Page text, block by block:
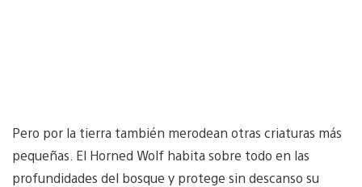
Pero por la tierra también merodean otras criaturas más
pequeñas. El Horned Wolf habita sobre todo en las
profundidades del bosque y protege sin descanso su